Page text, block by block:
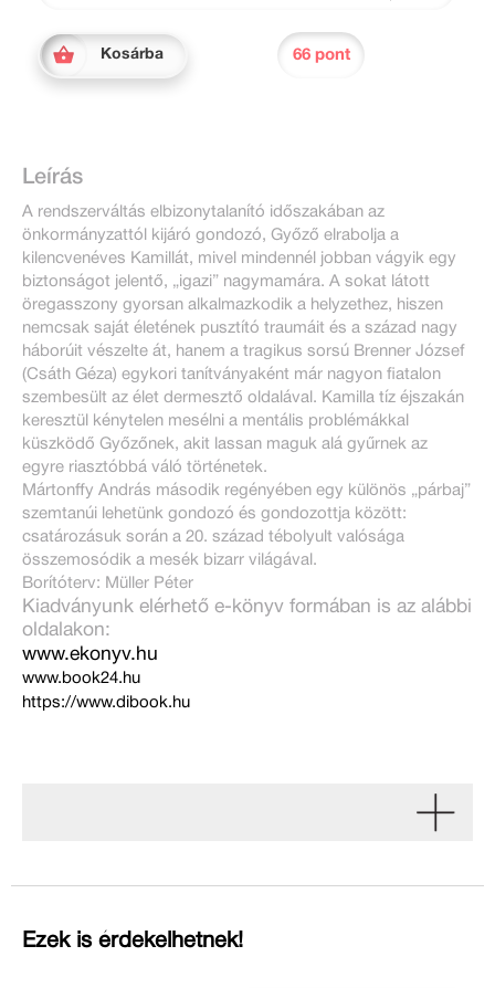
Kosárba 66 pont
Leírás
A rendszerváltás elbizonytalanító időszakában az
önkormányzattól kijáró gondozó, Győző elrabolja a
kilencvenéves Kamillát, mivel mindennél jobban vágyik egy
biztonságot jelentő, „igazi” nagymamára. A sokat látott
öregasszony gyorsan alkalmazkodik a helyzethez, hiszen
nemcsak saját életének pusztító traumáit és a század nagy
háborúit vészelte át, hanem a tragikus sorsú Brenner József
(Csáth Géza) egykori tanítványaként már nagyon fiatalon
szembesült az élet dermesztő oldalával. Kamilla tíz éjszakán
keresztül kénytelen mesélni a mentális problémákkal
küszködő Győzőnek, akit lassan maguk alá gyűrnek az
egyre riasztóbbá váló történetek.
Mártonffy András második regényében egy különös „párbaj”
szemtanúi lehetünk gondozó és gondozottja között:
csatározásuk során a 20. század tébolyult valósága
összemosódik a mesék bizarr világával.
Borítóterv: Müller Péter
Kiadványunk elérhető e-könyv formában is az alábbi
oldalakon:
www.ekonyv.hu
www.book24.hu
https://www.dibook.hu
Ezek is érdekelhetnek!